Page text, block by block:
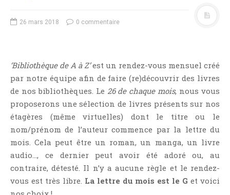
Erotique
Fait Divers
Fantastique
Feel Good
Fraternité
Historique
Horreur
Humour
26 mars 2018 0 commentaire
‘Bibliothèque de A à Z’est un rendez-vous mensuel créé
par notre équipe afin de faire (re)découvrir des livres
de nos bibliothèques. Le 26 de chaque mois, nous vous
proposerons une sélection de livres présents sur nos
étagères (même virtuelles) dont le titre ou le
nom/prénom de l’auteur commence par la lettre du
mois. Cela peut être un roman, un manga, un livre
audio…, ce dernier peut avoir été adoré ou, au
contraire, détesté. Il n’y a aucune règle et le rendez-
vous est très libre. La lettre du mois est le G et voici